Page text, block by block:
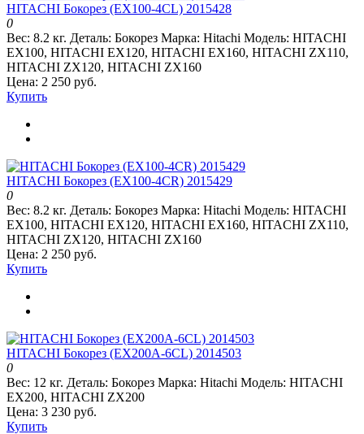
HITACHI Бокорез (EX100-4CL) 2015428
0
Вес: 8.2 кг. Деталь: Бокорез Марка: Hitachi Модель: HITACHI
EX100, HITACHI EX120, HITACHI EX160, HITACHI ZX110,
HITACHI ZX120, HITACHI ZX160
Цена: 2 250 руб.
Купить
HITACHI Бокорез (EX100-4CR) 2015429
0
Вес: 8.2 кг. Деталь: Бокорез Марка: Hitachi Модель: HITACHI
EX100, HITACHI EX120, HITACHI EX160, HITACHI ZX110,
HITACHI ZX120, HITACHI ZX160
Цена: 2 250 руб.
Купить
HITACHI Бокорез (EX200A-6CL) 2014503
0
Вес: 12 кг. Деталь: Бокорез Марка: Hitachi Модель: HITACHI
EX200, HITACHI ZX200
Цена: 3 230 руб.
Купить